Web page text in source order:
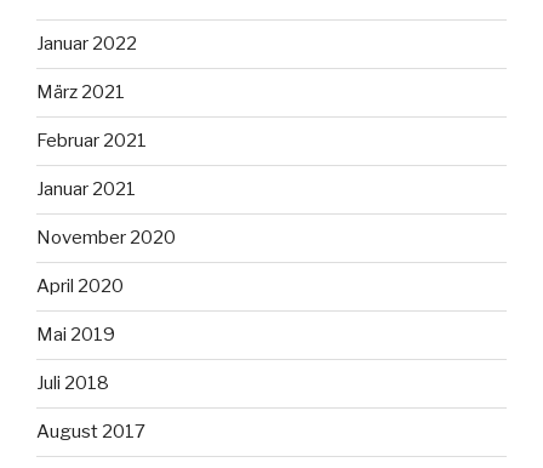
Januar 2022
März 2021
Februar 2021
Januar 2021
November 2020
April 2020
Mai 2019
Juli 2018
August 2017